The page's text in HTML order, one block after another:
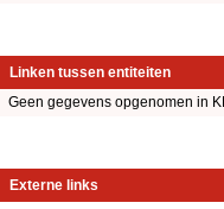
Linken tussen entiteiten
Geen gegevens opgenomen in
Externe links